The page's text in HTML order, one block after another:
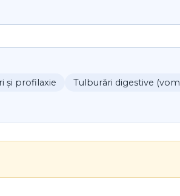
și profilaxie
Tulburări digestive